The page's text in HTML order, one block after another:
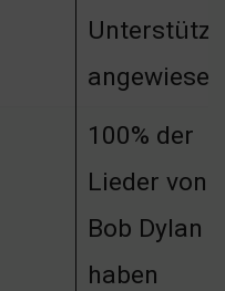
angewiesen
100% der
Lieder von
Bob Dylan
haben